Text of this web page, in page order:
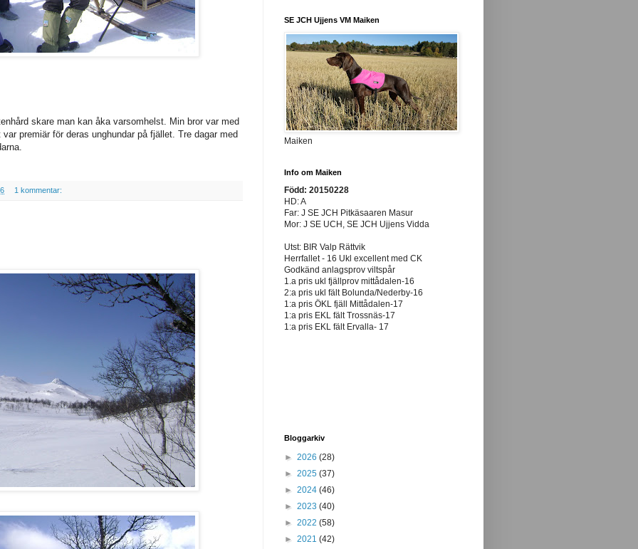
skare man kan åka varsomhelst. Min bror var med
premiär för deras unghundar på fjället. Tre dagar med
1 kommentar:
SE JCH Ujjens VM Maiken
Maiken
Info om Maiken
Född: 20150228
HD: A
Far: J SE JCH Pitkäsaaren Masur
Mor: J SE UCH, SE JCH Ujjens Vidda
Utst: BIR Valp Rättvik
Herrfallet - 16 Ukl excellent med CK
Godkänd anlagsprov viltspår
1.a pris ukl fjällprov mittådalen-16
2:a pris ukl fält Bolunda/Nederby-16
1:a pris ÖKL fjäll Mittådalen-17
1:a pris EKL fält Trossnäs-17
1:a pris EKL fält Ervalla- 17
Bloggarkiv
► 2026 (28)
► 2025 (37)
► 2024 (46)
► 2023 (40)
► 2022 (58)
► 2021 (42)